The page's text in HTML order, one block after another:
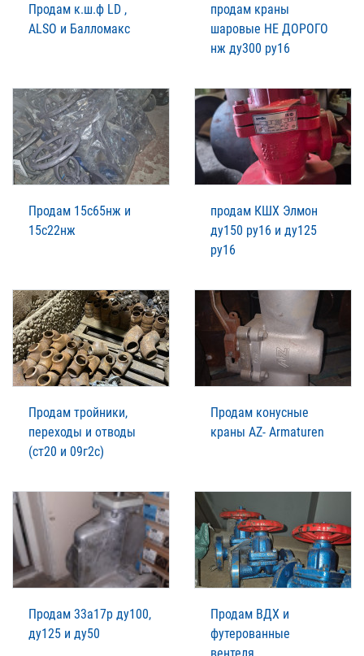
Продам к.ш.ф LD ,
ALSO и Балломакс
продам краны
шаровые НЕ ДОРОГО
нж ду300 ру16
Продам 15с65нж и
15с22нж
продам КШХ Элмон
ду150 ру16 и ду125
ру16
Продам тройники,
переходы и отводы
(ст20 и 09г2с)
Продам конусные
краны AZ- Armaturen
Продам 33а17р ду100,
ду125 и ду50
Продам ВДХ и
футерованные